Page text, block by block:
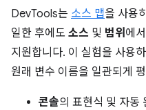
DevTools는 소스 맵을 사용
일한 후에도 소스 및 범위 에
지원합니다. 이 실험을 사용
원래 변수 이름을 일관되게
콘솔의 표현식 및 자동